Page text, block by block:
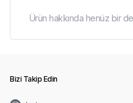
Ürün hakkında henüz bir
Bizi Takip Edin